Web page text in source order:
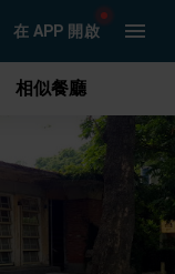
在 APP 開啟
相似餐廳